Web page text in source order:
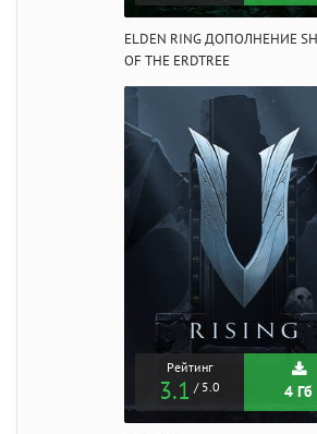
ELDEN RING ДОПОЛНЕНИЕ
OF THE ERDTREE
Рейтинг
3.1 / 5.0 4 Гб